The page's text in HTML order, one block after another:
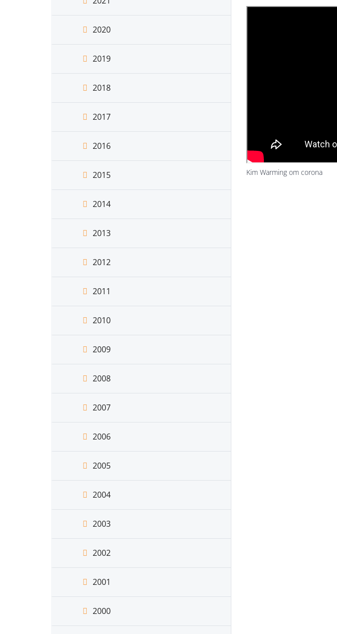
2020
2019
2018
2017
2016
2015
2014
2013
2012
2011
2010
2009
2008
2007
2006
2005
2004
2003
2002
2001
2000
Kim Warming om corona